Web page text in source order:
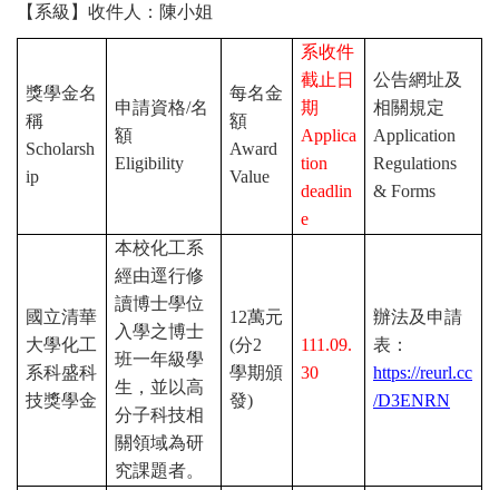
【系級】收件人：陳小姐
獎學金名
稱
Scholarsh
ip
申請資格/名
額
Eligibility
每名金
額
Award
Value
系收件
截止日
期
Applica
tion
deadlin
e
公告網址及
相關規定
Application
Regulations
& Forms
國立清華
大學化工
系科盛科
技獎學金
本校化工系
經由逕行修
讀博士學位
入學之博士
班一年級學
生，並以高
分子科技相
關領域為研
究課題者。
12萬元
(分2
學期頒
發)
111.09.
30
辦法及申請
表：
https://reurl.cc
/D3ENRN